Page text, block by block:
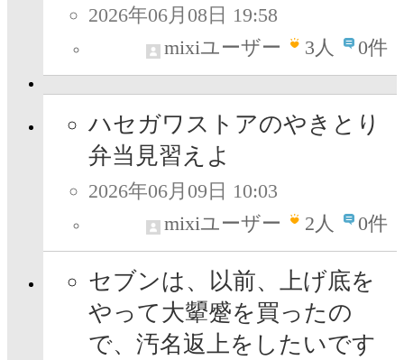
2026年06月08日 19:58
mixiユーザー
3人 0件
ハセガワストアのやきとり
弁当見習えよ
2026年06月09日 10:03
mixiユーザー
2人 0件
セブンは、以前、上げ底を
やって大顰蹙を買ったの
で、汚名返上をしたいです